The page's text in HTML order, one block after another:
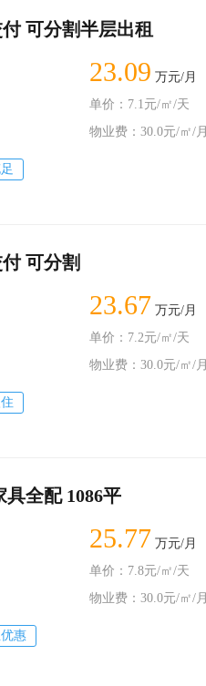
可分割半层出租
23.09 万元/月
单价：7.1元/㎡/天
物业费：30.0元/㎡/月
可分割
23.67 万元/月
单价：7.2元/㎡/天
物业费：30.0元/㎡/月
全配 1086平
惠
25.77 万元/月
单价：7.8元/㎡/天
物业费：30.0元/㎡/月